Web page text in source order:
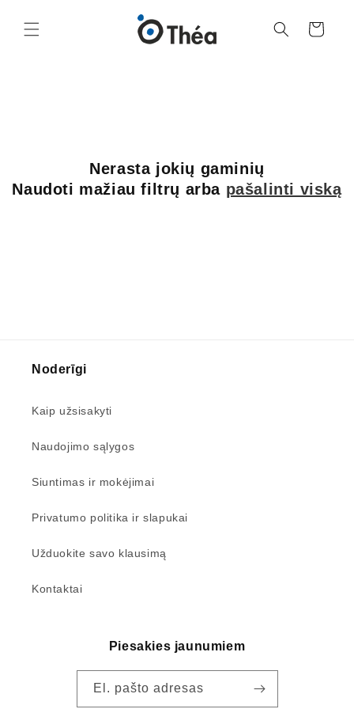
turinį
Krepšelis
Nerasta jokių gaminių
Naudoti mažiau filtrų arba pašalinti viską
Noderīgi
Kaip užsisakyti
Naudojimo sąlygos
Siuntimas ir mokėjimai
Privatumo politika ir slapukai
Užduokite savo klausimą
Kontaktai
Piesakies jaunumiem
El. pašto adresas